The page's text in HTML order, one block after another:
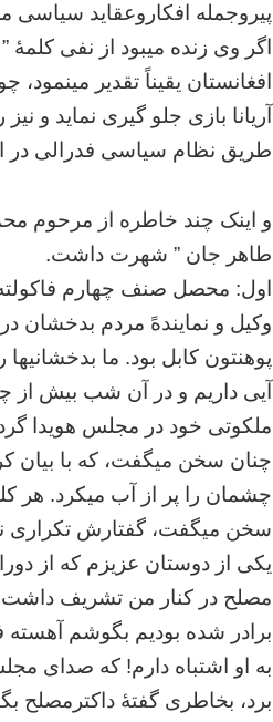
پیروجمله افکاروعقاید سیاسی
اگر وی زنده میبود از نفی کلمۀ ”
افغانستان یقیناً تقدیر مینمود،
آریانا بازی جلو گیری نماید و نیز
طریق نظام سیاسی فدرالی در
و اینک چند خاطره از مرحوم
طاهر جان ” شهرت داشت.
اول: محصل صنف چهارم
وکیل و نمایندهً مردم بدخشان
پوهنتون کابل بود. ما بدخشانیها را
آیی داریم و در آن شب بیش از
ملکوتی خود در مجلس هویدا
چنان سخن میگفت، که با بیان
چشمان را پر از آب میکرد. هر
سخن میگفت، گفتارش تکراری
یکی از دوستان عزیزم که از
مصلح در کنار من تشریف
برادر شده بودیم بگوشم آهسته
به او اشتباه دارم!که صدای
برد، بخاطری گفتۀ داکترمصلح